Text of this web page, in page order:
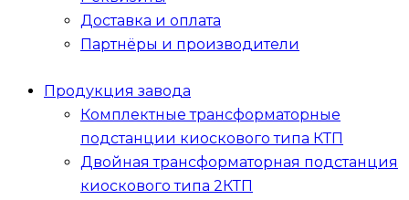
Доставка и оплата
Партнёры и производители
Продукция завода
Комплектные трансформаторные
подстанции киоскового типа КТП
Двойная трансформаторная подстанция
киоскового типа 2КТП